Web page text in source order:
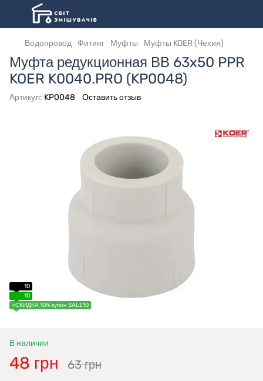
Водопровод Фитинг Муфты Муфты KOER (Чехия)
Муфта редукционная ВВ 63x50 PPR
KOER K0040.PRO (KP0048)
Артикул: KP0048 Оставить отзыв
10
10
+СКИДКА 10% купон SALE10
В наличии
48 грн 63 грн